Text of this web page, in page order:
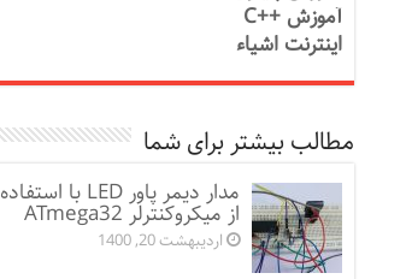
آموزش ++C
اینترنت اشیاء
مطالب بیشتر برای شما
مدار دیمر پاور LED با استفاده
از میکروکنترلر ATmega32
اردیبهشت 20, 1400